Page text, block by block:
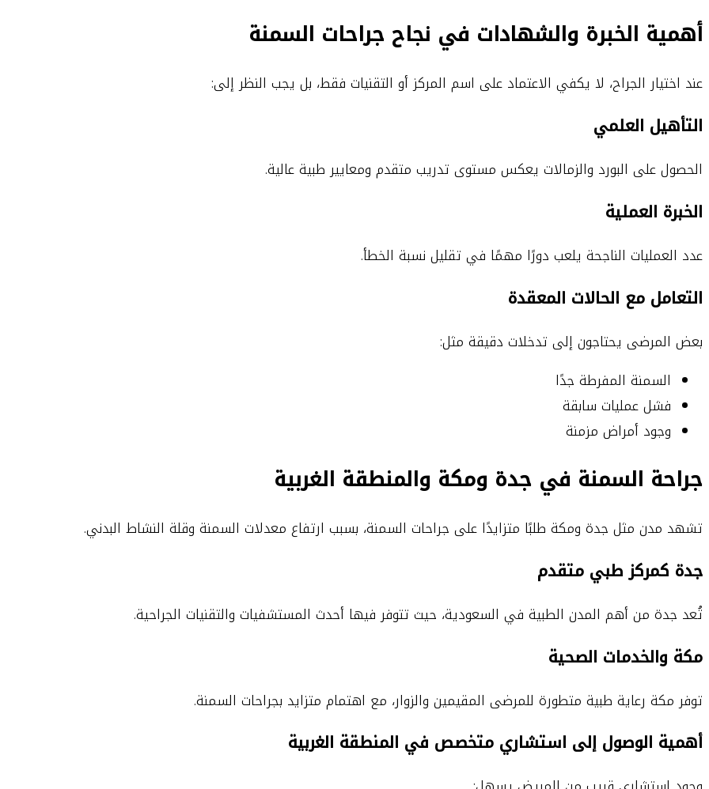
أهمية الخبرة والشهادات في نجاح جراحات السمنة
عند اختيار الجراح، لا يكفي الاعتماد على اسم المركز أو التقنيات فقط، بل يجب النظر إلى:
التأهيل العلمي
الحصول على البورد والزمالات يعكس مستوى تدريب متقدم ومعايير طبية عالية.
الخبرة العملية
عدد العمليات الناجحة يلعب دورًا مهمًا في تقليل نسبة الخطأ.
التعامل مع الحالات المعقدة
بعض المرضى يحتاجون إلى تدخلات دقيقة مثل:
السمنة المفرطة جدًا
فشل عمليات سابقة
وجود أمراض مزمنة
جراحة السمنة في جدة ومكة والمنطقة الغربية
تشهد مدن مثل جدة ومكة طلبًا متزايدًا على جراحات السمنة، بسبب ارتفاع معدلات السمنة وقلة النشاط البدني.
جدة كمركز طبي متقدم
تُعد جدة من أهم المدن الطبية في السعودية، حيث تتوفر فيها أحدث المستشفيات والتقنيات الجراحية.
مكة والخدمات الصحية
توفر مكة رعاية طبية متطورة للمرضى المقيمين والزوار، مع اهتمام متزايد بجراحات السمنة.
أهمية الوصول إلى استشاري متخصص في المنطقة الغربية